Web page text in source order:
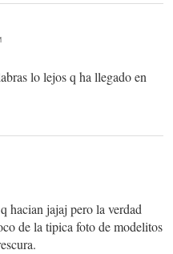
lo lejos q ha llegado en
hacian jajaj pero la verdad
de la tipica foto de modelitos